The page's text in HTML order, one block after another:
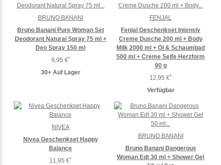
Bruno Banani Pure Woman Set
Deodorant Natural Spray 75 ml +
Deo Spray 150 ml
9,95 €*
30+ Auf Lager
BRUNO BANANI
Fenjal Geschenkset Intensiv
Creme Dusche 200 ml + Body
Milk 2000 ml + Öl & Schaumbad
500 ml + Creme Seife Herzform
90 g
12,95 €*
Verfügbar
FENJAL
Nivea Geschenkset Happy
Balance
11,95 €*
NIVEA
Bruno Banani Dangerous
Woman Edt 30 ml + Shower Gel
BRUNO BANANI